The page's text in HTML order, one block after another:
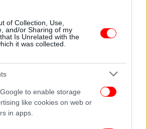
of Collection, Use,
and/or Sharing of my
Is Unrelated with the
it was collected.
to enable storage
like cookies on web or
in apps.
κύκλωμα μαστροπείας
θύματά τους, 26 συλλήψεις